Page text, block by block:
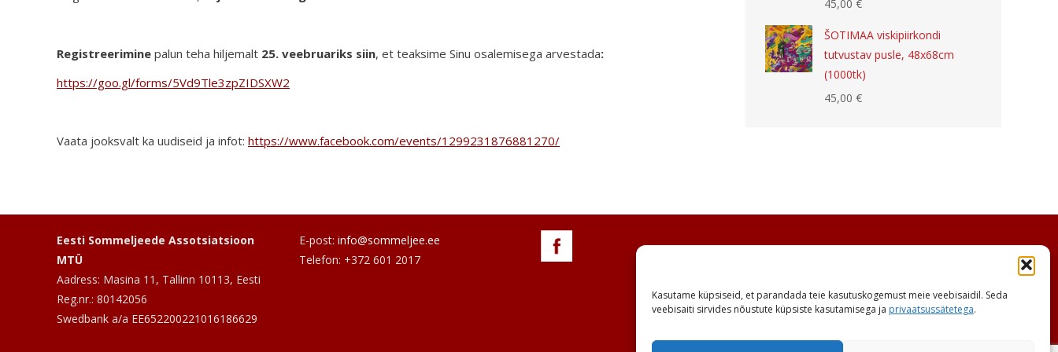
Kasutame küpsiseid, et parandada teie kasutuskogemust meie veebisaidil. Seda
veebisaiti sirvides nõustute küpsiste kasutamisega ja privaatsussätetega.
Registreerimine palun teha hiljemalt 25. veebruariks siin, et teaksime Sinu osalemisega arvestada:
https://goo.gl/forms/5Vd9Tle3zpZIDSXW2
Vaata jooksvalt ka uudiseid ja infot: https://www.facebook.com/events/1299231876881270/
45,00 €
ŠOTIMAA viskipiirkondi
tutvustav pusle, 48x68cm
(1000tk)
45,00 €
Eesti Sommeljeede Assotsiatsioon
MTÜ
Aadress: Masina 11, Tallinn 10113, Eesti
Reg.nr.: 80142056
Swedbank a/a EE652200221016186629
E-post: info@sommeljee.ee
Telefon: +372 601 2017